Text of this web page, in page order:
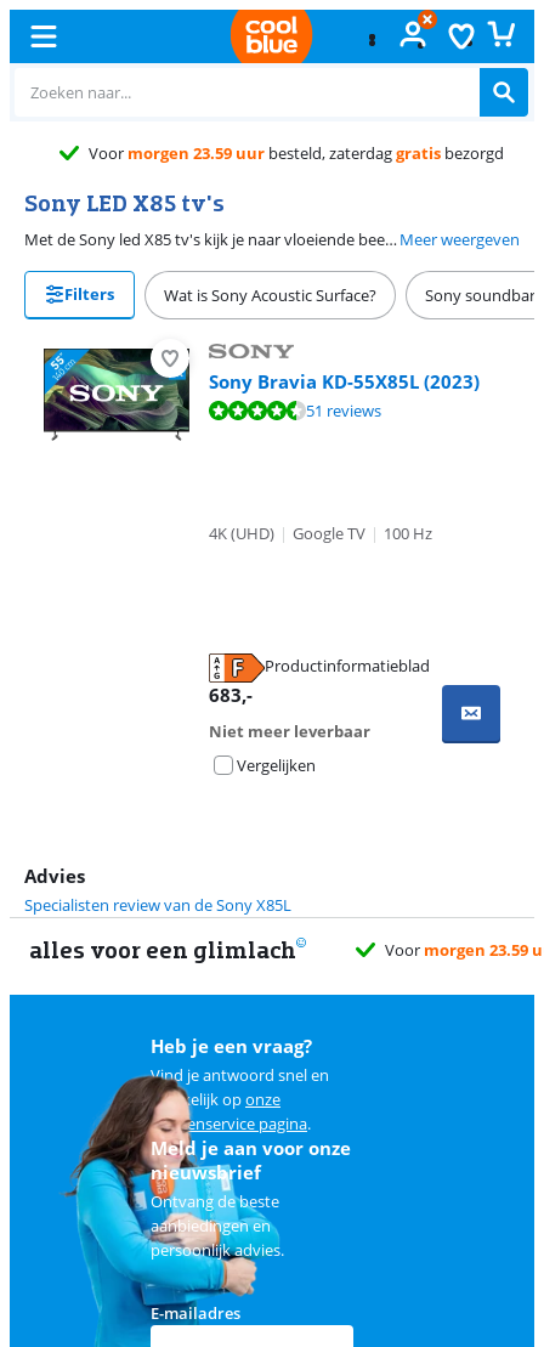
Voor morgen 23.59 uur besteld, zaterdaggratis bezorgd
Sony LED X85 tv's
Met de Sony led X85 tv's kijk je naar vloeiende beelden. Dit komt door de hoge verversingssnelheid van 100 Hertz. Snelle bewegingen en acties zien er vloeiend uit. Door de 10 bit kleurdiepte geven de televisies veel verschillende kleuren weer. Hierdoor zien de beelden er erg realistisch uit.Meer weergeven
Filters Wat is Sony Acoustic Surface? Sony soundbars
Sony Bravia KD-55X85L (2023)
Beoordeling is 8,7 van de 10, gebaseerd op 51 reviews.
51 reviews
4K (UHD) | Google TV | 100 Hz
Productinformatieblad
683,-
Niet meer leverbaar
Vergelijken
Advies
Specialisten review van de Sony X85L
alles voor een glimlach Voor morgen 23.59
Heb je een vraag?
Vind je antwoord snel en
makkelijk oponze
klantenservice pagina.
Meld je aan voor onze
nieuwsbrief
Ontvang de beste
aanbiedingen en
persoonlijk advies.
E-mailadres